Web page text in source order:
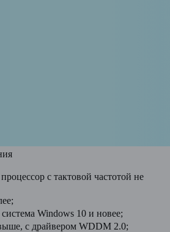
с тактовой частотой не
Windows 10 и новее;
с драйвером WDDM 2.0;